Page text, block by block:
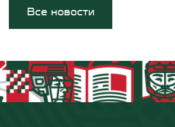
Все новости